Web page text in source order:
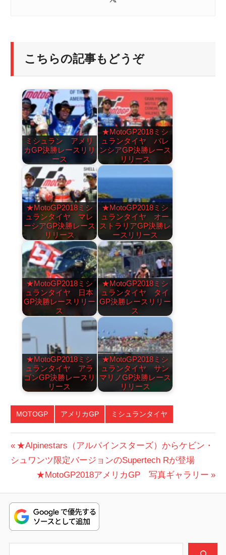
こちらの記事もどうぞ
ミシュラン アメリ
カGP決勝レースリリ
ース
★MotoGP2018ミシ
ュランタイヤ バレ
ンシアGP決勝レース
リリース
★MotoGP2018ミシ
ュランタイヤ マレ
ーシアGP決勝レース
リリース
★MotoGP2018ミシ
ュランタイヤ オー
ストラリアGP決勝レ
ースリリース
★MotoGP2018ミシ
ュランタイヤ 日本
GP決勝レースリリー
ス
★MotoGP2018ミシ
ュランタイヤ タイ
GP決勝レースリリー
ス
★MotoGP2018ミシ
ュランタイヤ アラ
ゴンGP決勝レースリ
リース
★MotoGP2018ミシ
ュランタイヤ サン
マリノGP決勝レース
リリース
MOTOGP アメリカGP ミシュランタイヤ
投
稿
ビ
ゲ
ー
前
の
★Alpinestars（アルパインスターズ）からケビン・
シュワンツ限定バージョンのSupertech Rが登場
次
投
稿:
★MotoGP2018アメリカGP 写真ギャラリー